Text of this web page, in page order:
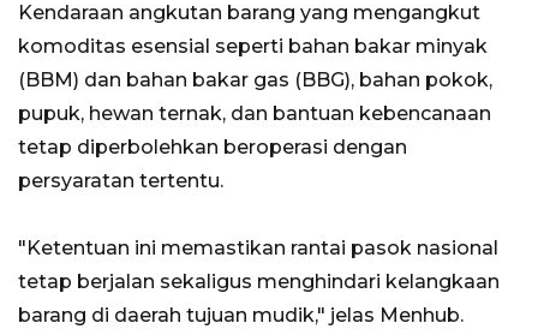
Kendaraan angkutan barang yang mengangkut
komoditas esensial seperti bahan bakar minyak
(BBM) dan bahan bakar gas (BBG), bahan pokok,
pupuk, hewan ternak, dan bantuan kebencanaan
tetap diperbolehkan beroperasi dengan
persyaratan tertentu.
"Ketentuan ini memastikan rantai pasok nasional
tetap berjalan sekaligus menghindari kelangkaan
barang di daerah tujuan mudik," jelas Menhub.